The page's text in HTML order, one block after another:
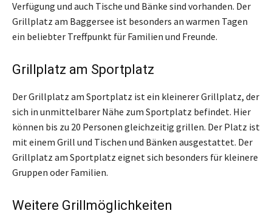
Verfügung und auch Tische und Bänke sind vorhanden. Der
Grillplatz am Baggersee ist besonders an warmen Tagen
ein beliebter Treffpunkt für Familien und Freunde.
Grillplatz am Sportplatz
Der Grillplatz am Sportplatz ist ein kleinerer Grillplatz, der
sich in unmittelbarer Nähe zum Sportplatz befindet. Hier
können bis zu 20 Personen gleichzeitig grillen. Der Platz ist
mit einem Grill und Tischen und Bänken ausgestattet. Der
Grillplatz am Sportplatz eignet sich besonders für kleinere
Gruppen oder Familien.
Weitere Grillmöglichkeiten